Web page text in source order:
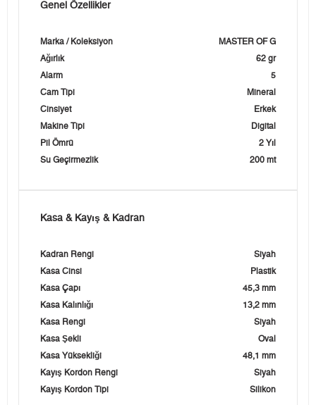
Genel Özellikler
Marka / Koleksiyon
MASTER OF G
Ağırlık
62 gr
Alarm
5
Cam Tipi
Mineral
Cinsiyet
Erkek
Makine Tipi
Digital
Pil Ömrü
2 Yıl
Su Geçirmezlik
200 mt
Kasa & Kayış & Kadran
Kadran Rengi
Siyah
Kasa Cinsi
Plastik
Kasa Çapı
45,3 mm
Kasa Kalınlığı
13,2 mm
Kasa Rengi
Siyah
Kasa Şekli
Oval
Kasa Yüksekliği
48,1 mm
Kayış Kordon Rengi
Siyah
Kayış Kordon Tipi
Silikon